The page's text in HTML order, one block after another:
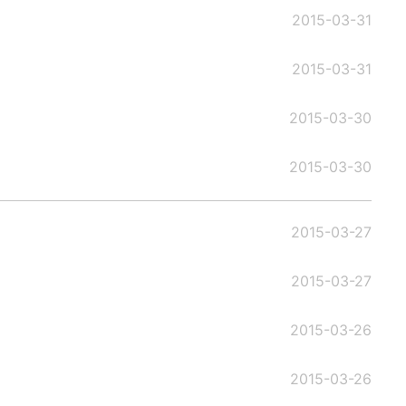
2015-03-31
2015-03-31
2015-03-30
2015-03-30
2015-03-27
2015-03-27
2015-03-26
2015-03-26